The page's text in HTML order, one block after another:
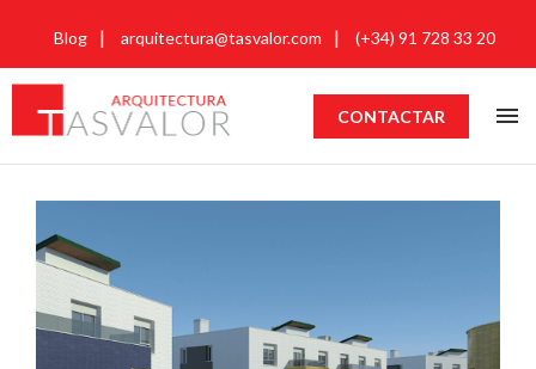
Blog arquitectura@tasvalor.com (+34) 91 728 33 20
CONTACTAR